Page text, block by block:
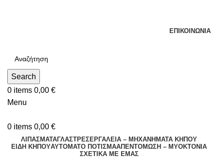
ΕΠΙΚΟΙΝΩΝΊΑ
Search
0 items 0,00 €
Menu
0 items 0,00 €
ΛΙΠΑΣΜΑΤΑΓΛΑΣΤΡΕΣΕΡΓΑΛΕΙΑ – ΜΗΧΑΝΗΜΑΤΑ ΚΗΠΟΥ
ΕΊΔΗ ΚΉΠΟΥΑΥΤΌΜΑΤΟ ΠΌΤΙΣΜΑΑΠΕΝΤΟΜΩΣΗ – ΜΥΟΚΤΟΝΙΑ
ΣΧΕΤΙΚΆ ΜΕ ΕΜΆΣ